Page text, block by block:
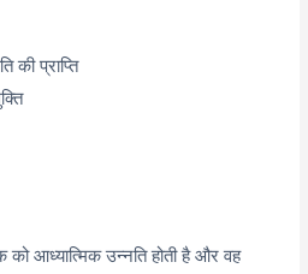
प्राप्ति
आध्यात्मिक उन्नति होती है और वह